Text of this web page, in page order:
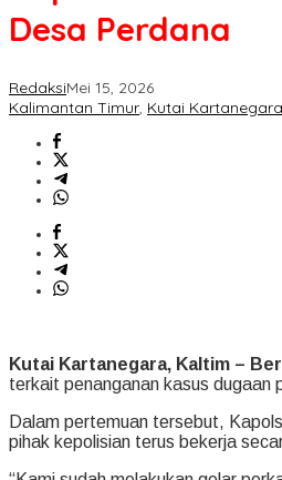
Desa Perdana
RedaksiMei 15, 2026
Kalimantan Timur, Kutai Kartanegara
Kutai Kartanegara, Kaltim –
terkait penanganan kasus dugaan
Dalam pertemuan tersebut,
pihak kepolisian terus bekerja